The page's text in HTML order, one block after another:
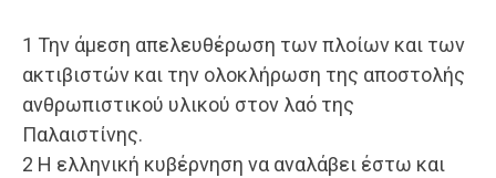
1 Την άμεση απελευθέρωση των πλοίων και των
ακτιβιστών και την ολοκλήρωση της αποστολής
ανθρωπιστικού υλικού στον λαό της
Παλαιστίνης.
2 Η ελληνική κυβέρνηση να αναλάβει έστω και